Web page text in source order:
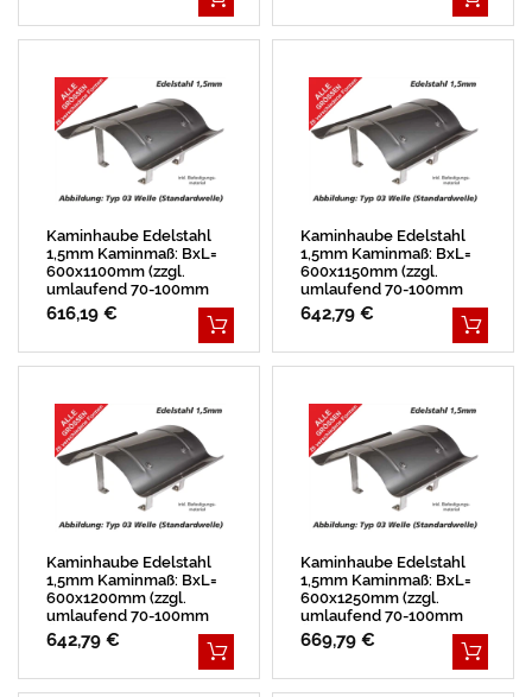
Kaminhaube Edelstahl
1,5mm Kaminmaß: BxL=
600x1100mm (zzgl.
umlaufend 70-100mm
Überstand)
616,19 €
Kaminhaube Edelstahl
1,5mm Kaminmaß: BxL=
600x1150mm (zzgl.
umlaufend 70-100mm
Überstand)
642,79 €
Kaminhaube Edelstahl
1,5mm Kaminmaß: BxL=
600x1200mm (zzgl.
umlaufend 70-100mm
Überstand)
642,79 €
Kaminhaube Edelstahl
1,5mm Kaminmaß: BxL=
600x1250mm (zzgl.
umlaufend 70-100mm
Überstand)
669,79 €